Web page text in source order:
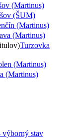
(Martinus)
(ŠUM)
(Martinus)
(Martinus)
Turzovka
(Martinus)
(Martinus)
výborný stav